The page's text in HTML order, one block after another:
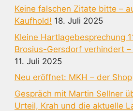
Keine falschen Zitate bitte –
Kaufhold! 18. Juli 2025
Kleine Hartlagebesprechung
Brosius-Gersdorf verhindert –
11. Juli 2025
Neu eröffnet: MKH – der Shop
Gespräch mit Martin Sellner
Urteil, Krah und die aktuelle